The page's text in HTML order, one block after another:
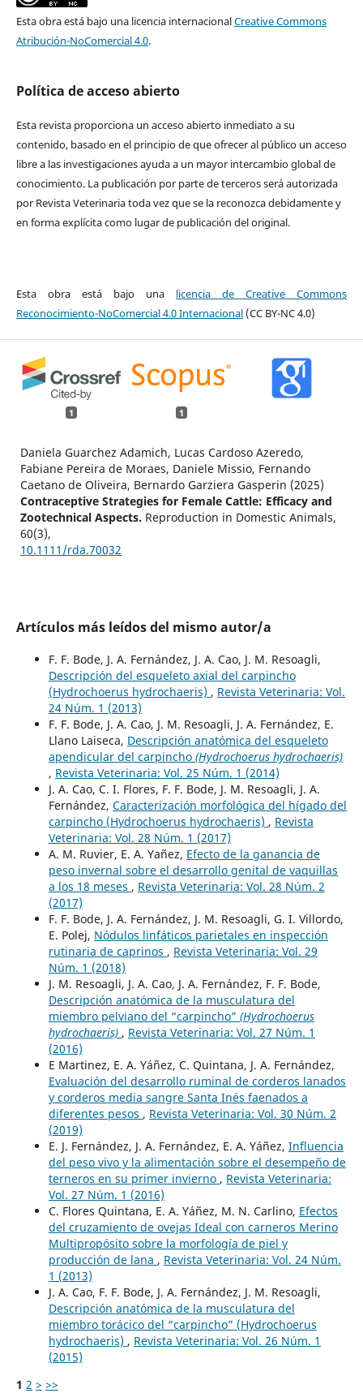
Esta obra está bajo una licencia internacionalCreative Commons
Atribución-NoComercial 4.0.
Política de acceso abierto
Esta revista proporciona un acceso abierto inmediato a su
contenido, basado en el principio de que ofrecer al público un acceso
libre a las investigaciones ayuda a un mayor intercambio global de
conocimiento. La publicación por parte de terceros será autorizada
por Revista Veterinaria toda vez que se la reconozca debidamente y
en forma explícita como lugar de publicación del original.
Esta obra está bajo una licencia de Creative Commons
Reconocimiento-NoComercial 4.0 Internacional(CC BY-NC 4.0)
1 1
Daniela Guarchez Adamich, Lucas Cardoso Azeredo,
Fabiane Pereira de Moraes, Daniele Missio, Fernando
Caetano de Oliveira, Bernardo Garziera Gasperin (2025)
Contraceptive Strategies for Female Cattle: Efficacy and
Zootechnical Aspects. Reproduction in Domestic Animals,
60(3),
10.1111/rda.70032
Artículos más leídos del mismo autor/a
F. F. Bode, J. A. Fernández, J. A. Cao, J. M. Resoagli,
Descripción del esqueleto axial del carpincho
(Hydrochoerus hydrochaeris) , Revista Veterinaria: Vol.
24 Núm. 1 (2013)
F. F. Bode, J. A. Cao, J. M. Resoagli, J. A. Fernández, E.
Llano Laiseca, Descripción anatómica del esqueleto
apendicular del carpincho (Hydrochoerus hydrochaeris)
, Revista Veterinaria: Vol. 25 Núm. 1 (2014)
J. A. Cao, C. I. Flores, F. F. Bode, J. M. Resoagli, J. A.
Fernández, Caracterización morfológica del hígado del
carpincho (Hydrochoerus hydrochaeris) , Revista
Veterinaria: Vol. 28 Núm. 1 (2017)
A. M. Ruvier, E. A. Yañez, Efecto de la ganancia de
peso invernal sobre el desarrollo genital de vaquillas
a los 18 meses , Revista Veterinaria: Vol. 28 Núm. 2
(2017)
F. F. Bode, J. A. Fernández, J. M. Resoagli, G. I. Villordo,
E. Polej, Nódulos linfáticos parietales en inspección
rutinaria de caprinos , Revista Veterinaria: Vol. 29
Núm. 1 (2018)
J. M. Resoagli, J. A. Cao, J. A. Fernández, F. F. Bode,
Descripción anatómica de la musculatura del
miembro pelviano del “carpincho” (Hydrochoerus
hydrochaeris) , Revista Veterinaria: Vol. 27 Núm. 1
(2016)
E Martinez, E. A. Yáñez, C. Quintana, J. A. Fernández,
Evaluación del desarrollo ruminal de corderos lanados
y corderos media sangre Santa Inés faenados a
diferentes pesos , Revista Veterinaria: Vol. 30 Núm. 2
(2019)
E. J. Fernández, J. A. Fernández, E. A. Yáñez, Influencia
del peso vivo y la alimentación sobre el desempeño de
terneros en su primer invierno , Revista Veterinaria:
Vol. 27 Núm. 1 (2016)
C. Flores Quintana, E. A. Yáñez, M. N. Carlino, Efectos
del cruzamiento de ovejas Ideal con carneros Merino
Multipropósito sobre la morfología de piel y
producción de lana , Revista Veterinaria: Vol. 24 Núm.
1 (2013)
J. A. Cao, F. F. Bode, J. A. Fernández, J. M. Resoagli,
Descripción anatómica de la musculatura del
miembro torácico del “carpincho” (Hydrochoerus
hydrochaeris) , Revista Veterinaria: Vol. 26 Núm. 1
(2015)
1 2 > >>